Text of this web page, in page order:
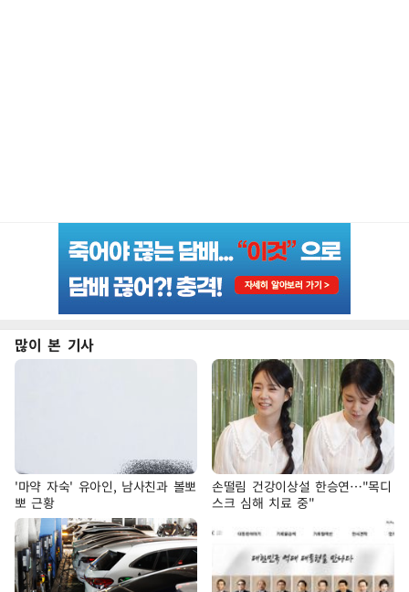
많이 본 기사
'마약 자숙' 유아인, 남사친과 볼뽀
뽀 근황
손떨림 건강이상설 한승연…"목디
스크 심해 치료 중"